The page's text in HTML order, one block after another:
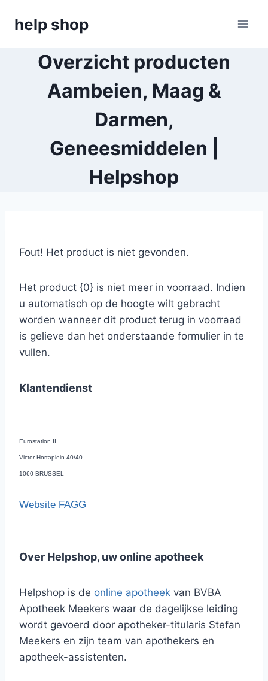
naarhelp shop
Overzicht producten
Aambeien, Maag &
Darmen,
Geneesmiddelen |
Helpshop
Fout! Het product is niet gevonden.
Het product {0} is niet meer in voorraad. Indien
u automatisch op de hoogte wilt gebracht
worden wanneer dit product terug in voorraad
is gelieve dan het onderstaande formulier in te
vullen.
Klantendienst
Eurostation II
Victor Hortaplein 40/40
1060 BRUSSEL
Website FAGG
Over Helpshop, uw online apotheek
Helpshop is de online apotheek van BVBA
Apotheek Meekers waar de dagelijkse leiding
wordt gevoerd door apotheker-titularis Stefan
Meekers en zijn team van apothekers en
apotheek-assistenten.